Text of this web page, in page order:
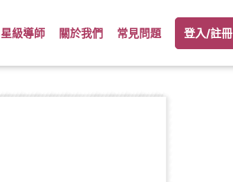
星級導師 關於我們 常見問題 登入/註冊